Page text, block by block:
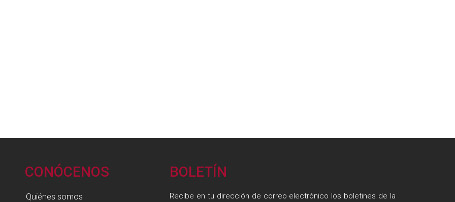
CONÓCENOS
Quiénes somos
BOLETÍN
Recibe en tu dirección de correo electrónico los boletines de la